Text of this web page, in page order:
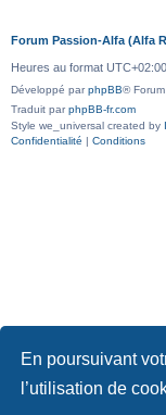
En poursuivant
l’utilisation de
Forum Passion-Alfa (Alfa
Heures au format UTC+02:00
Développé parphpBB®
Traduit parphpBB-fr.com
Style we_universal created by
Confidentialité | Conditions